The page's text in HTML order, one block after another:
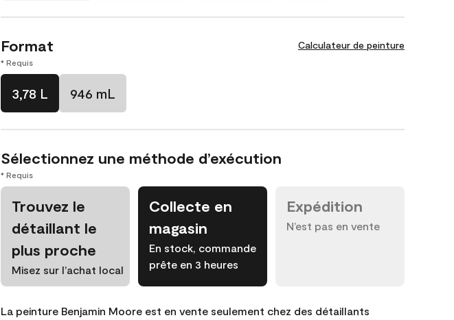
Format Calculateur de peinture
* Requis
3,78 L 946 mL
Sélectionnez une méthode d’exécution
* Requis
Trouvez le
détaillant le
plus proche
Misez sur l’achat local
Collecte en
magasin
En stock, commande
prête en 3 heures
Expédition
N’est pas en vente
La peinture Benjamin Moore est en vente seulement chez des détaillants